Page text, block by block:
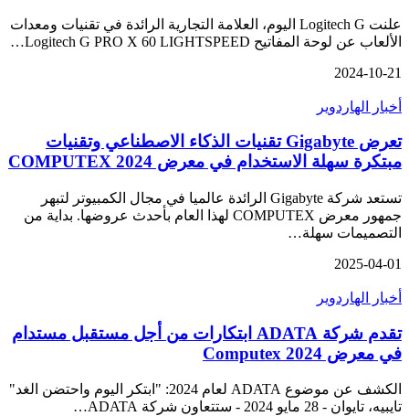
علنت Logitech G اليوم، العلامة التجارية الرائدة في تقنيات ومعدات
الألعاب عن لوحة المفاتيح Logitech G PRO X 60 LIGHTSPEED…
2024-10-21
أخبار الهاردوير
تعرض Gigabyte تقنيات الذكاء الاصطناعي وتقنيات
مبتكرة سهلة الاستخدام في معرض COMPUTEX 2024
تستعد شركة Gigabyte الرائدة عالميا في مجال الكمبيوتر لتبهر
جمهور معرض COMPUTEX لهذا العام بأحدث عروضها. بداية من
التصميمات سهلة…
2025-04-01
أخبار الهاردوير
تقدم شركة ADATA ابتكارات من أجل مستقبل مستدام
في معرض Computex 2024
الكشف عن موضوع ADATA لعام 2024: "ابتكر اليوم واحتضن الغد"
تايبيه، تايوان - 28 مايو 2024 - ستتعاون شركة ADATA…